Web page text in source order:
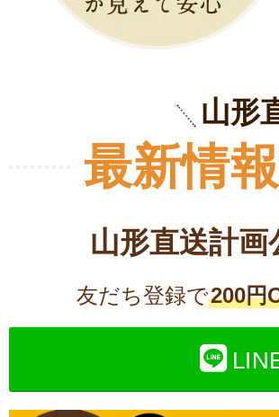
山形
最新情報
山形直送計画
友だち登録で200円